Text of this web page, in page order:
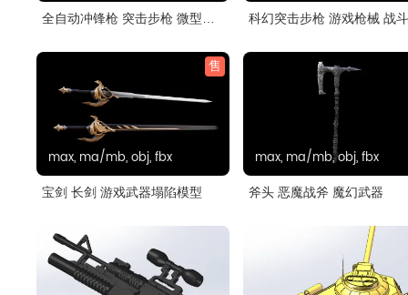
全自动冲锋枪 突击步枪 微型冲
科幻突击步枪 游戏枪械 战
售
max, ma/mb, obj, fbx
宝剑 长剑 游戏武器塌陷模型
max, ma/mb, obj, fbx
斧头 恶魔战斧 魔幻武器